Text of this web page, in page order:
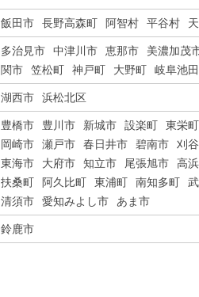
飯田市 長野高森町 阿智村 平谷村
多治見市 中津川市 恵那市 美濃加茂
関市
笠松町 神戸町 大野町 岐阜池
湖西市 浜松北区
豊橋市 豊川市 新城市 設楽町 東栄町
岡崎市
瀬戸市 春日井市 碧南市 刈
東海市
大府市 知立市 尾張旭市 高
扶桑町
阿久比町 東浦町 南知多町
清須市
愛知みよし市 あま市
鈴鹿市